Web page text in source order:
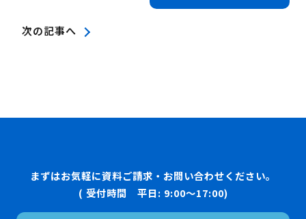
次の記事へ
まずはお気軽に資料ご請求・お問い合わせください。
( 受付時間 平日: 9:00〜17:00)